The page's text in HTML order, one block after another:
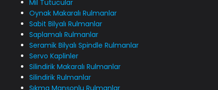
Mil Tutucular
Oynak Makaralı Rulmanlar
Sabit Bilyalı Rulmanlar
Saplamalı Rulmanlar
Seramik Bilyalı Spindle Rulmanlar
Servo Kaplinler
Silindirik Makaralı Rulmanlar
Silindirik Rulmanlar
Sıkma Manşonlu Rulmanlar